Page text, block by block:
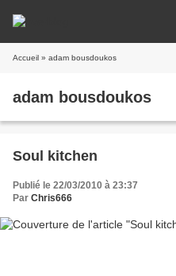
Accueil » adam bousdoukos
adam bousdoukos
Soul kitchen
Publié le 22/03/2010 à 23:37
Par Chris666